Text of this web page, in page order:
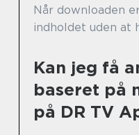
Når downloaden
indholdet uden at
Kan jeg få
baseret på
på DR TV